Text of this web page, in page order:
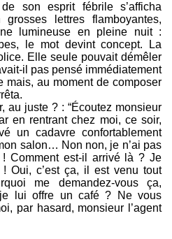
son esprit fébrile s’afficha
lettres flamboyantes,
lumineuse en pleine nuit :
le mot devint concept. La
Elle seule pouvait démêler
il pas pensé immédiatement
mais, au moment de composer
au juste ? : “Écoutez monsieur
en rentrant chez moi, ce soir,
un cadavre confortablement
salon… Non non, je n’ai pas
! Comment est-il arrivé là ? Je
! Oui, c’est ça, il est venu tout
me demandez-vous ça,
je lui offre un café ? Ne vous
par hasard, monsieur l’agent